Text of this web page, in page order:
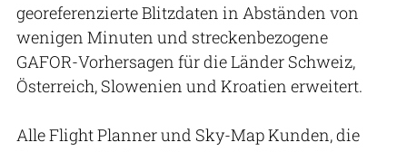
georeferenzierte Blitzdaten in Abständen von
wenigen Minuten und streckenbezogene
GAFOR-Vorhersagen für die Länder Schweiz,
Österreich, Slowenien und Kroatien erweitert.
Alle Flight Planner und Sky-Map Kunden, die